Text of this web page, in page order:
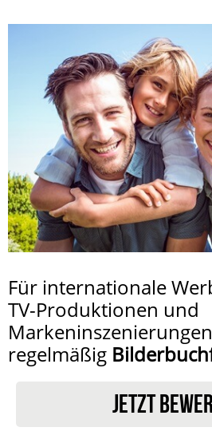
Für internationale
TV-Produktionen und
regelmäßig
JETZT